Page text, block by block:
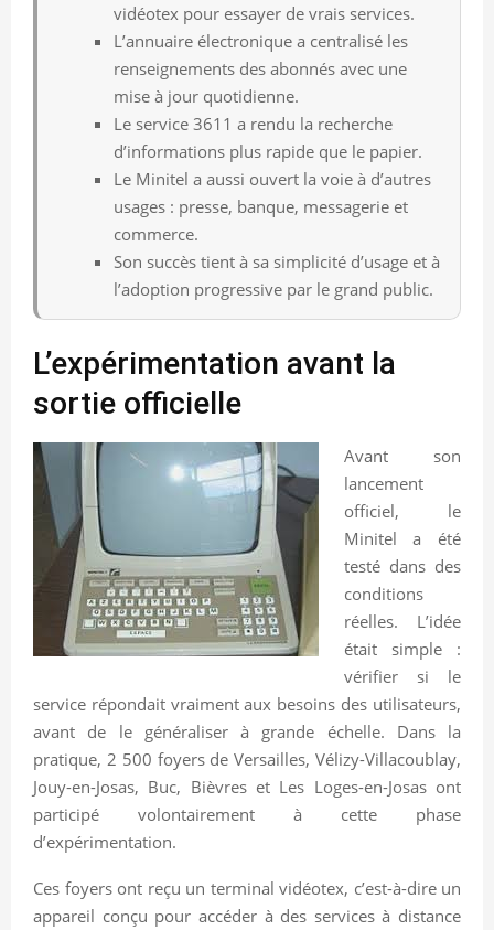
vidéotex pour essayer de vrais services.
L’annuaire électronique a centralisé les
renseignements des abonnés avec une
mise à jour quotidienne.
Le service 3611 a rendu la recherche
d’informations plus rapide que le papier.
Le Minitel a aussi ouvert la voie à d’autres
usages : presse, banque, messagerie et
commerce.
Son succès tient à sa simplicité d’usage et à
l’adoption progressive par le grand public.
L’expérimentation avant la
sortie officielle
Avant son
lancement
officiel, le
Minitel a été
testé dans des
conditions
réelles. L’idée
était simple :
vérifier si le
service répondait vraiment aux besoins des utilisateurs,
avant de le généraliser à grande échelle. Dans la
pratique, 2 500 foyers de Versailles, Vélizy-Villacoublay,
Jouy-en-Josas, Buc, Bièvres et Les Loges-en-Josas ont
participé volontairement à cette phase
d’expérimentation.
Ces foyers ont reçu un terminal vidéotex, c’est-à-dire un
appareil conçu pour accéder à des services à distance